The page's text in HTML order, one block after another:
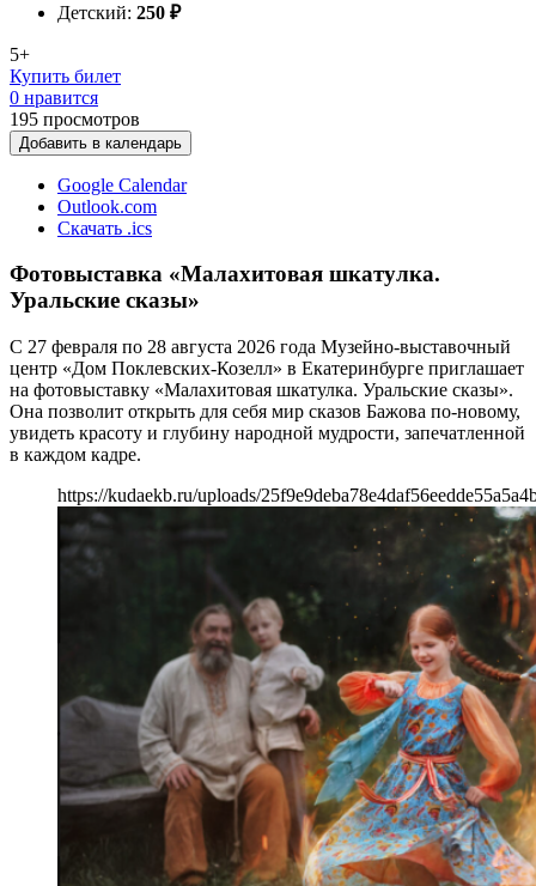
Детский: 250 ₽
5+
Купить билет
0 нравится
195 просмотров
Добавить в календарь
Google Calendar
Outlook.com
Скачать .ics
Фотовыставка «Малахитовая шкатулка.
Уральские сказы»
С 27 февраля по 28 августа 2026 года Музейно-выставочный
центр «Дом Поклевских-Козелл» в Екатеринбурге приглашает
на фотовыставку «Малахитовая шкатулка. Уральские сказы».
Она позволит открыть для себя мир сказов Бажова по-новому,
увидеть красоту и глубину народной мудрости, запечатленной
в каждом кадре.
https://kudaekb.ru/uploads/